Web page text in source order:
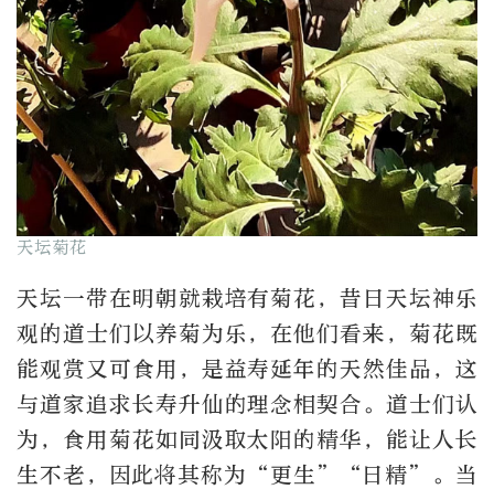
天坛菊花
天坛一带在明朝就栽培有菊花，昔日天坛神乐
观的道士们以养菊为乐，在他们看来，菊花既
能观赏又可食用，是益寿延年的天然佳品，这
与道家追求长寿升仙的理念相契合。道士们认
为，食用菊花如同汲取太阳的精华，能让人长
生不老，因此将其称为“更生”“日精”。当